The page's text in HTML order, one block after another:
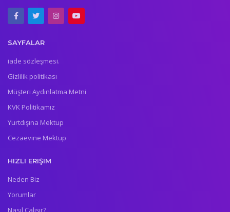
SAYFALAR
iade sözleşmesi.
Gizlilik politikası
Müşteri Aydınlatma Metni
KVK Politikamız
Yurtdışına Mektup
Cezaevine Mektup
HIZLI ERIŞIM
Neden Biz
Yorumlar
Nasıl Çalışır?